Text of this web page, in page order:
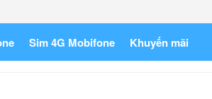
Sim 4G Mobifone Khuyến mãi